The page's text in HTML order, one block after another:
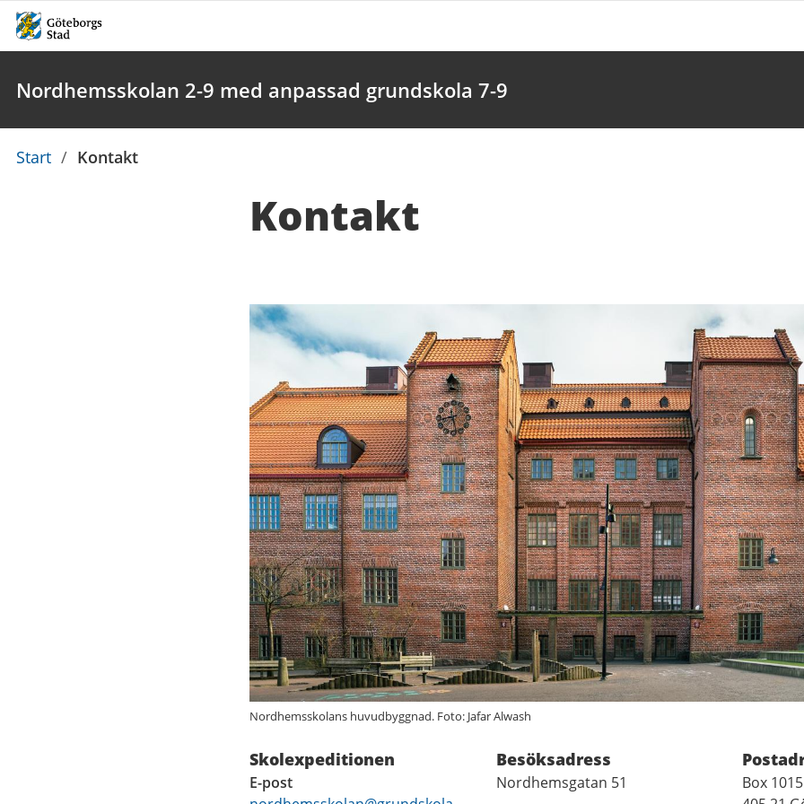
Nordhemsskolan 2-9 med anpassad grundskola 7-9
Du
Start / Kontakt
Kontakt
Kontaktuppgifter
Nordhemsskolans huvudbyggnad. Foto: Jafar Alwash
Skolexpeditionen
E-post
Besöksadress
Nordhemsgatan 51
Box 1015